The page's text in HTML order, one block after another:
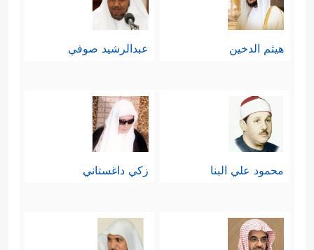
هيثم الدخين عبدالرشيد صوفي
محمود علي البنا زكي داغستاني